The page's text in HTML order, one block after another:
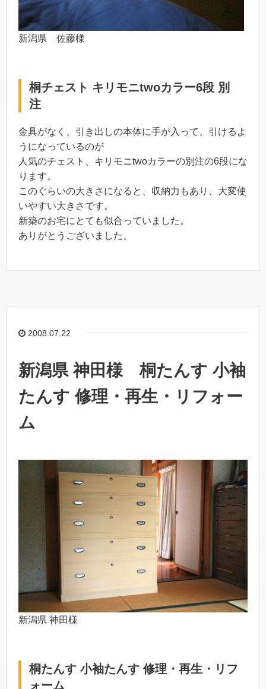
新潟県 佐藤様
桐チェスト キリモニtwoカラー6段 別
注
金具がなく、引き出しの本体に手が入って、引けるよ
うになっているのが
人気のチェスト、キリモニtwoカラーの別注の6段にな
ります。
このぐらいの大きさになると、収納力もあり、大変使
いやすい大きさです。
新築のお宅にとても似合っていました。
ありがとうございました。
2008.07.22
新潟県 神田様 桐たんす 小袖
たんす 修理・再生・リフォー
ム
新潟県 神田様
桐たんす 小袖たんす 修理・再生・リフ
ォーム